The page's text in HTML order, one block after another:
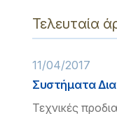
Τελευταία
11/04/2017
Συστήματα
Τεχνικές